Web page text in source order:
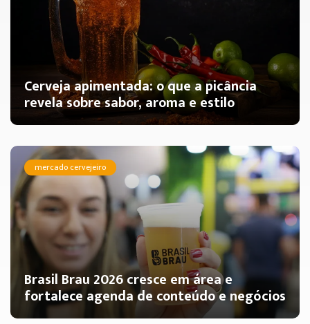
Cerveja apimentada: o que a picância
revela sobre sabor, aroma e estilo
mercado cervejeiro
Brasil Brau 2026 cresce em área e
fortalece agenda de conteúdo e negócios